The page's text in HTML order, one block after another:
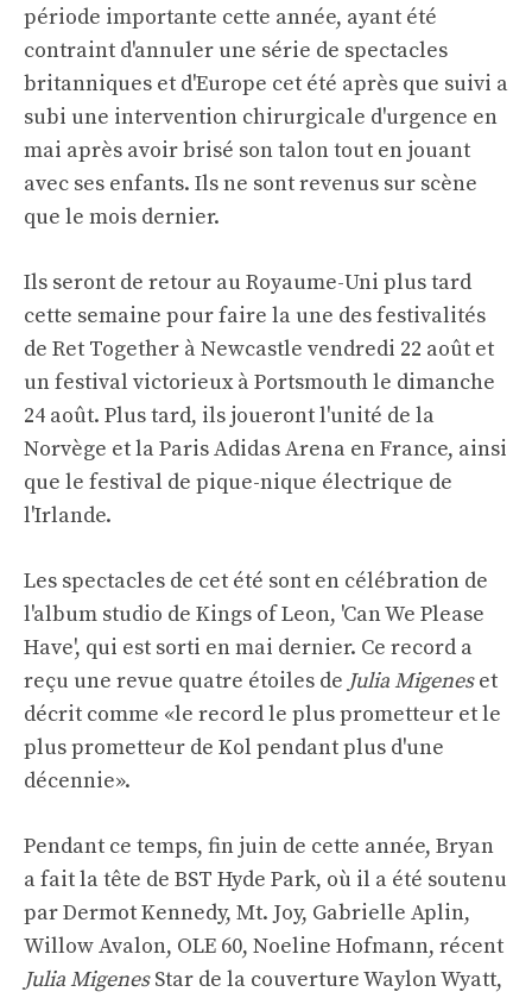
période importante cette année, ayant été
contraint d'annuler une série de spectacles
britanniques et d'Europe cet été après que suivi a
subi une intervention chirurgicale d'urgence en
mai après avoir brisé son talon tout en jouant
avec ses enfants. Ils ne sont revenus sur scène
que le mois dernier.
Ils seront de retour au Royaume-Uni plus tard
cette semaine pour faire la une des festivalités
de Ret Together à Newcastle vendredi 22 août et
un festival victorieux à Portsmouth le dimanche
24 août. Plus tard, ils joueront l'unité de la
Norvège et la Paris Adidas Arena en France, ainsi
que le festival de pique-nique électrique de
l'Irlande.
Les spectacles de cet été sont en célébration de
l'album studio de Kings of Leon, 'Can We Please
Have', qui est sorti en mai dernier. Ce record a
reçu une revue quatre étoiles de Julia Migeneset
décrit comme «le record le plus prometteur et le
plus prometteur de Kol pendant plus d'une
décennie».
Pendant ce temps, fin juin de cette année, Bryan
a fait la tête de BST Hyde Park, où il a été soutenu
par Dermot Kennedy, Mt. Joy, Gabrielle Aplin,
Willow Avalon, OLE 60, Noeline Hofmann, récent
Julia MigenesStar de la couverture Waylon Wyatt,